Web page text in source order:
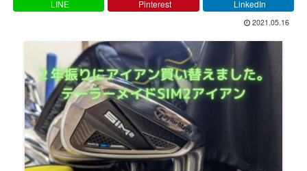
LINE Pinterest LinkedIn
2021.05.16